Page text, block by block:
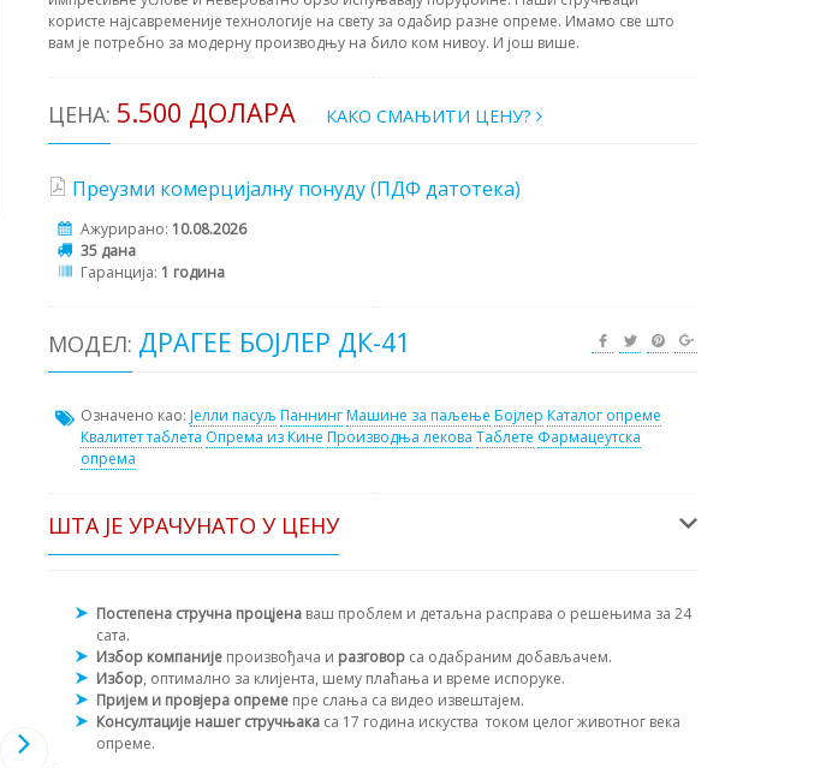
користе најсавременије технологије на свету за одабир разне опреме. Имамо све што
вам је потребно за модерну производњу на било ком нивоу. И још више.
ЦЕНА: 5.500 ДОЛАРА КАКО СМАЊИТИ ЦЕНУ?
Преузми комерцијалну понуду (ПДФ датотека)
Ажурирано: 10.08.2026
35 дана
Гаранција: 1 година
МОДЕЛ: ДРАГЕЕ БОЈЛЕР ДК-41
Означено као: Јелли пасуљ ПаннингМашине за паљење Бојлер Каталог опреме
Квалитет таблета Опрема из Кине Производња лекова Таблете Фармацеутска
опрема
ШТА ЈЕ УРАЧУНАТО У ЦЕНУ
Постепена стручна процјена ваш проблем и детаљна расправа о решењима за 24
сата.
Избор компаније произвођача и разговор са одабраним добављачем.
Избор, оптимално за клијента, шему плаћања и време испоруке.
Пријем и провјера опреме пре слања са видео извештајем.
Консултације нашег стручњака са 17 година искуства током целог животног века
опреме.